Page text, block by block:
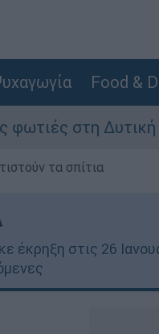
Food &
Αττική - Οι
τα σπίτια
έκρηξη στις 26